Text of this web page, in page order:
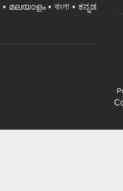
മലയാളം বাংলা
ಕನ್ನಡ